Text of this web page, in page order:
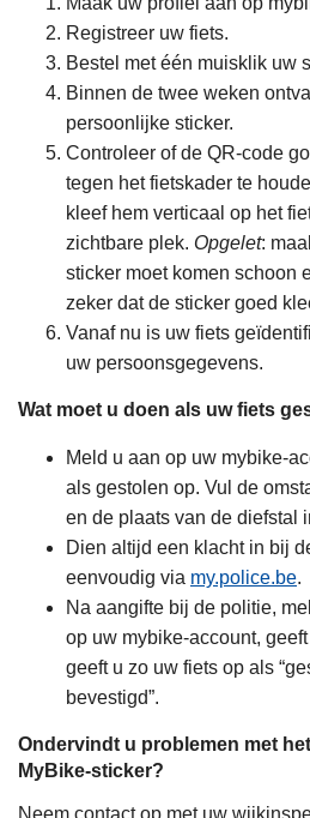
Registreer uw fiets.
Bestel met één muisklik uw
Binnen de twee weken
persoonlijke sticker.
Controleer of de QR-code
tegen het fietskader te
kleef hem verticaal op het
zichtbare plek. Opgelet:
sticker moet komen schoon
zeker dat de sticker goed
Vanaf nu is uw fiets
uw persoonsgegevens.
Wat moet u doen als uw fiets
Meld u aan op uw mybike-
als gestolen op. Vul de
en de plaats van de diefstal
Dien altijd een klacht in bij
eenvoudig via my.police.be.
Na aangifte bij de politie,
op uw mybike-account,
geeft u zo uw fiets op als
bevestigd”.
Ondervindt u problemen met
MyBike-sticker?